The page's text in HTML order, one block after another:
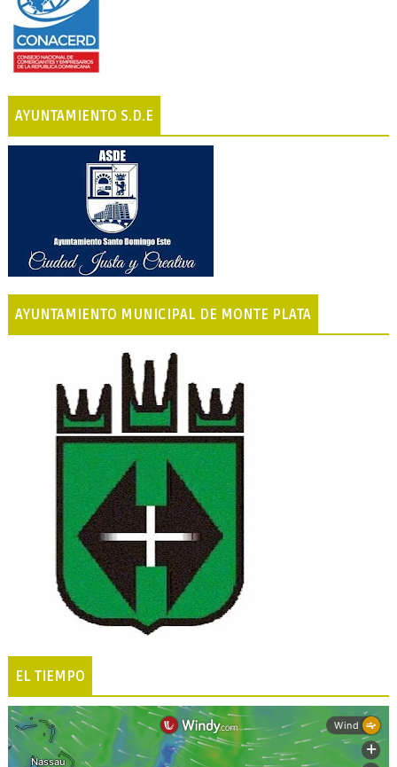
AYUNTAMIENTO S.D.E
AYUNTAMIENTO MUNICIPAL DE MONTE PLATA
EL TIEMPO